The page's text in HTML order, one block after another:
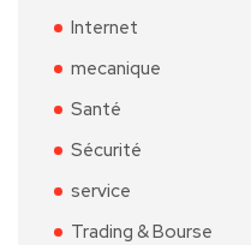
Internet
mecanique
Santé
Sécurité
service
Trading & Bourse